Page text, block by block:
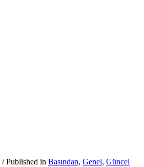
/Published in Basından, Genel, Güncel